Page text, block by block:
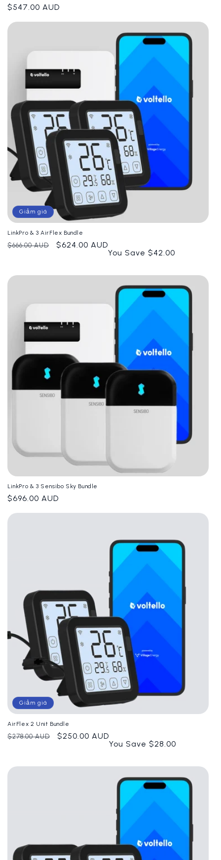
Giá
thường
$547.00 AUD
Giảm giá
LinkPro & 3 AirFlex Bundle
Giá
$666.00 AUD
Giá
$624.00 AUD
You Save $42.00
LinkPro & 3 Sensibo Sky Bundle
Giá
thường
$696.00 AUD
Giảm giá
AirFlex 2 Unit Bundle
Giá
$278.00 AUD
Giá
$250.00 AUD
You Save $28.00